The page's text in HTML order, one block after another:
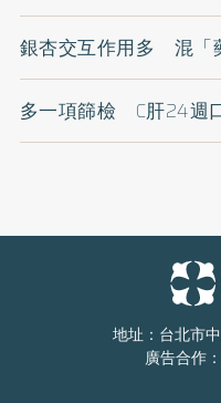
銀杏交互作用多 混「
多一項篩檢 C肝24週
地址：台北市
廣告合作：